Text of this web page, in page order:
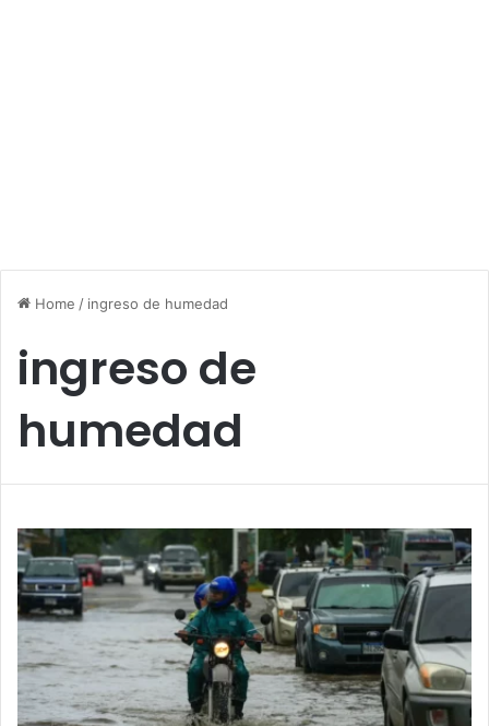
Home / ingreso de humedad
ingreso de
humedad